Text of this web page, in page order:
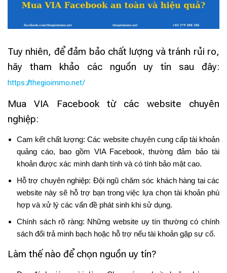
Tuy nhiên, để đảm bảo chất lượng và tránh rủi ro,
hãy tham khảo các nguồn uy tín sau đây:
https://thegioimmo.net/
Mua VIA Facebook từ các website chuyên
nghiệp:
Cam kết chất lượng: Các website chuyên cung cấp tài khoản
quảng cáo, bao gồm VIA Facebook, thường đảm bảo tài
khoản được xác minh danh tính và có tính bảo mật cao.
Hỗ trợ chuyên nghiệp: Đội ngũ chăm sóc khách hàng tại các
website này sẽ hỗ trợ bạn trong việc lựa chọn tài khoản phù
hợp và xử lý các vấn đề phát sinh khi sử dụng.
Chính sách rõ ràng: Những website uy tín thường có chính
sách đổi trả minh bạch hoặc hỗ trợ nếu tài khoản gặp sự cố.
Làm thế nào để chọn nguồn uy tín?